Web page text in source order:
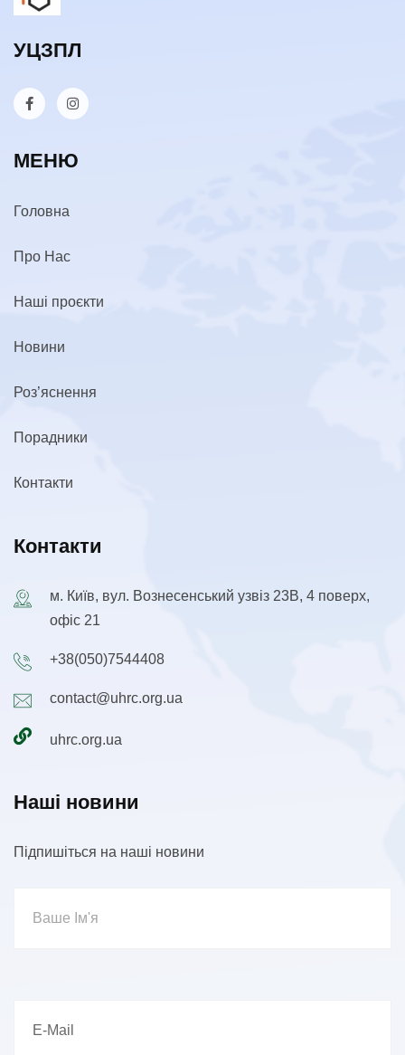
УЦЗПЛ
МЕНЮ
Головна
Про Нас
Наші проєкти
Новини
Роз’яснення
Порадники
Контакти
Контакти
м. Київ, вул. Вознесенський узвіз 23В, 4 поверх,
офіс 21
+38(050)7544408
contact@uhrc.org.ua
uhrc.org.ua
Наші новини
Підпишіться на наші новини